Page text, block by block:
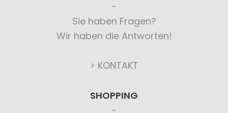
Sie haben Fragen?
Wir haben die Antworten!
> KONTAKT
SHOPPING